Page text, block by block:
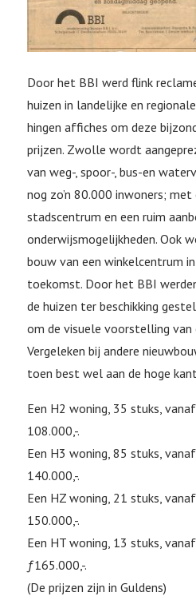
Door het BBI werd flink
huizen in landelijke en
hingen affiches om deze
prijzen. Zwolle wordt
van weg-, spoor-, bus-en
nog zo’n 80.000 inwoners;
stadscentrum en een ruim
onderwijsmogelijkheden. Ook
bouw van een winkelcentrum
toekomst. Door het BBI
de huizen ter beschikking
om de visuele voorstelling
Vergeleken bij andere
toen best wel aan de hoge
Een H2 woning, 35 stuks,
108.000,-.
Een H3 woning, 85 stuks,
140.000,-.
Een HZ woning, 21 stuks,
150.000,-.
Een HT woning, 13 stuks,
ƒ165.000,-.
(De prijzen zijn in Guldens)